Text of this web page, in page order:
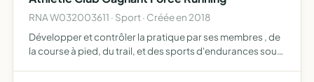
RNA W032003611 · Sport · Créée en 2018
Développer et contrôler la pratique par ses membres , de
la course à pied, du trail, et des sports d'endurances sous